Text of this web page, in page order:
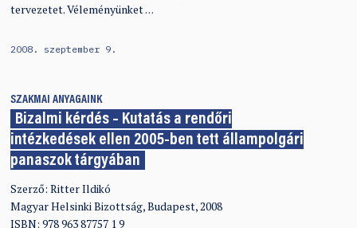
tervezetet. Véleményünket …
2008. szeptember 9.
SZAKMAI ANYAGAINK
Bizalmi kérdés – Kutatás a rendőri
intézkedések ellen 2005-ben tett állampolgári
panaszok tárgyában
Szerző: Ritter Ildikó
Magyar Helsinki Bizottság, Budapest, 2008
ISBN: 978 963 87757 1 9